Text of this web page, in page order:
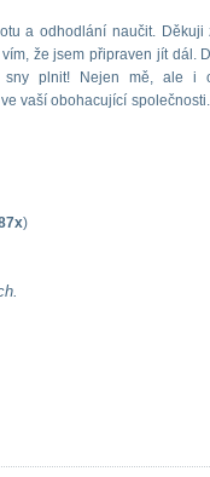
a odhodlání naučit. Děkuji
že jsem připraven jít dál.
plnit! Nejen mě, ale i
vaší obohacující
)